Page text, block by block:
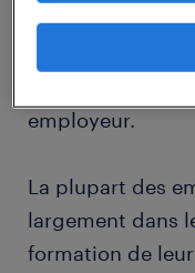
de vous
employeur.
La plupart des
largement dans
formation de